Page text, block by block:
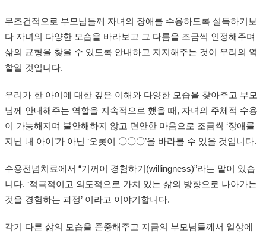
무조건적으로 부모님들께 자녀의 장애를 수용하도록 설득하기보
다 자녀의 다양한 모습을 바라보고 그 다름을 조금씩 인정해주며
삶의 균형을 찾을 수 있도록 안내하고 지지해주는 것이 우리의 역
할일 것입니다.
우리가 한 아이에 대한 깊은 이해와 다양한 모습을 찾아주고 부모
님께 안내해주는 역할을 지속적으로 했을 때, 자녀의 주체적 수용
이 가능해지며 불안해하지 않고 편안한 마음으로 조금씩 ‘장애를
지닌 내 아이’가 아닌 ‘오롯이 〇〇〇’을 바라볼 수 있을 것입니다.
수용전념치료에서 “기꺼이 경험하기(willingness)”라는 말이 있습
니다. ‘적극적이고 의도적으로 가치 있는 삶의 방향으로 나아가는
것을 경험하는 과정’ 이라고 이야기합니다.
각기 다른 삶의 모습을 존중해주고 지금의 부모님들께서 일상에